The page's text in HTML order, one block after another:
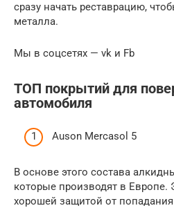
сразу начать реставрацию,
металла.
Мы в соцсетях — vk и Fb
ТОП покрытий для
автомобиля
Auson Mercasol 5
В основе этого состава
которые производят в Европе.
хорошей защитой от